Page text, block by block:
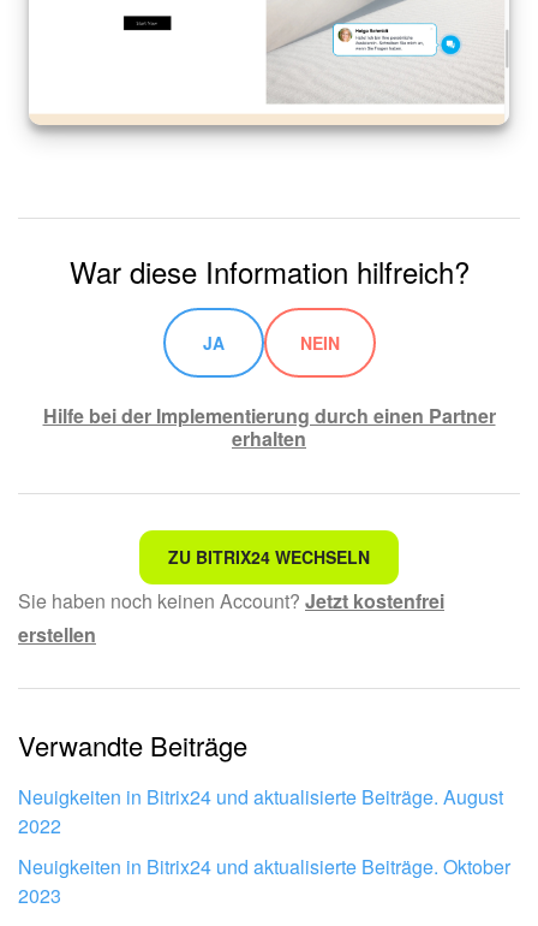
War diese Information hilfreich?
JA NEIN
Hilfe bei der Implementierung durch einen Partner
erhalten
Nicht das, wonach ich suche.
Kompliziert und unverständlich formuliert.
Mir gefällt nicht, wie das Tool funktioniert.
ZU BITRIX24 WECHSELN
Sie haben noch keinen Account? Jetzt kostenfrei
erstellen
Verwandte Beiträge
Neuigkeiten in Bitrix24 und aktualisierte Beiträge. August
2022
Neuigkeiten in Bitrix24 und aktualisierte Beiträge. Oktober
2023